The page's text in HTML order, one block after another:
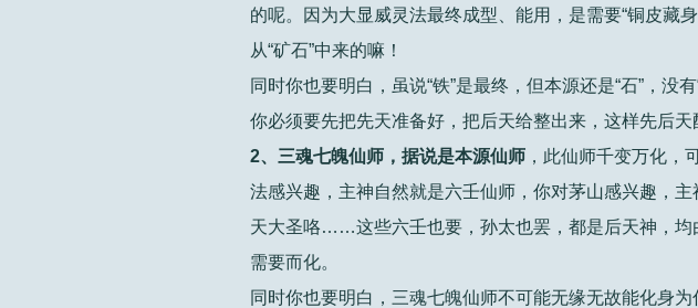
的呢。因为大显威灵法最终成型、能用，是需要“铜皮藏
从“矿石”中来的嘛！
同时你也要明白，虽说“铁”是最终，但本源还是“石”，没
你必须要先把先天准备好，把后天给整出来，这样先后天
2、三魂七魄仙师，据说是本源仙师 ，此仙师千变万化，
法感兴趣，主神自然就是六壬仙师，你对茅山感兴趣，
天大圣咯……这些六壬也要，孙太也罢，都是后天神，均
需要而化。
同时你也要明白，三魂七魄仙师不可能无缘无故能化身为